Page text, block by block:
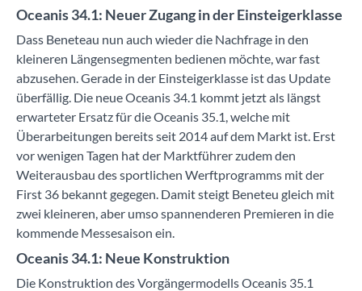
Oceanis 34.1: Neuer Zugang in der Einsteigerklasse
Dass Beneteau nun auch wieder die Nachfrage in den
kleineren Längensegmenten bedienen möchte, war fast
abzusehen. Gerade in der Einsteigerklasse ist das Update
überfällig. Die neue Oceanis 34.1 kommt jetzt als längst
erwarteter Ersatz für die Oceanis 35.1, welche mit
Überarbeitungen bereits seit 2014 auf dem Markt ist. Erst
vor wenigen Tagen hat der Marktführer zudem den
Weiterausbau des sportlichen Werftprogramms mit der
First 36 bekannt gegegen. Damit steigt Beneteu gleich mit
zwei kleineren, aber umso spannenderen Premieren in die
kommende Messesaison ein.
Oceanis 34.1: Neue Konstruktion
Die Konstruktion des Vorgängermodells Oceanis 35.1